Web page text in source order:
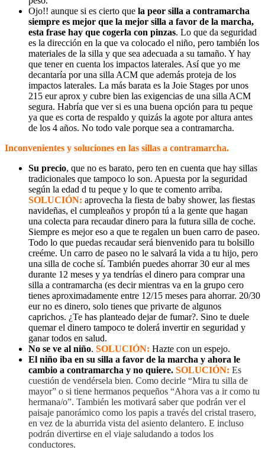
Ojo!! aunque si es cierto que la peor silla a contramarcha
siempre es mejor que la mejor silla a favor de la marcha,
esta frase hay que cogerla con pinzas. Lo que da seguridad
es la dirección en la que va colocado el niño, pero también los
materiales de la silla y que sea adecuada a su tamaño. Y hay
que tener en cuenta los impactos laterales. Así que yo me
decantaría por una silla ACM que además proteja de los
impactos laterales. La más barata es la Joie Stages por unos
215 eur aprox y cubre bien las exigencias de una silla ACM
segura. Habría que ver si es una buena opción para tu peque
ya que es corta de respaldo y quizás la agote por altura antes
de los 4 años. No todo vale porque sea a contramarcha.
Inconvenientes y soluciones en las sillas a contramarcha.
Su precio, que no es barato, pero ten en cuenta que hay sillas
tradicionales que tampoco lo son. Apuesta por la seguridad
según la edad d tu peque y lo que te comento arriba.
SOLUCIÓN: aprovecha la fiesta de baby shower, las fiestas
navideñas, el cumpleaños y propón tú a la gente que hagan
una colecta para recaudar dinero para la futura silla de coche.
Siempre es mejor eso a que te regalen un buen carro de paseo.
Todo lo que puedas recaudar será bienvenido para tu bolsillo
creéme. Un carro de paseo no le salvará la vida a tu hijo, pero
una silla de coche sí. También puedes ahorrar 30 eur al mes
durante 12 meses y ya tendrías el dinero para comprar una
silla a contramarcha (es decir mientras va en la grupo cero
tienes aproximadamente entre 12/15 meses para ahorrar. 20/30
eur no es dinero, solo tienes que privarte de algunos
caprichos. ¿Te has planteado dejar de fumar?. Sino te duele
quemar el dinero tampoco te dolerá invertir en seguridad y
ganar todos en salud.
No se ve al niño. SOLUCIÓN: Hazte con un espejo.
El niño iba en su silla a favor de la marcha y ahora le
cambio a contramarcha y no quiere. SOLUCIÓN: Es
cuestión de vendérsela bien. Como decirle “Mira tu silla de
mayor” o si tiene hermanos pequeños “Ahora vas a ir como tu
hermana/o”. También les motivará saber que podrán ver el
paisaje panorámico como los papis a través del cristal trasero,
en vez de la aburrida vista del asiento delantero. E incluso
podrán divertirse en el viaje saludando a todos los
conductores.